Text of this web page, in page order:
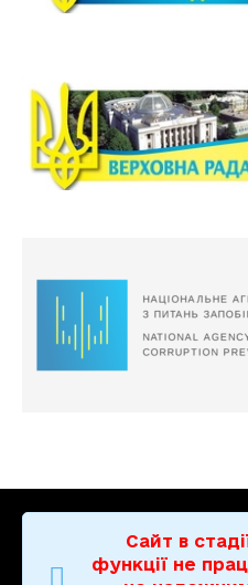
Сайт в
функції не